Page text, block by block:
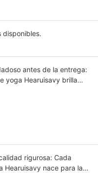
disponibles.
antes de la entrega:
yoga Hearuisavy brilla
rigurosa: Cada
Hearuisavy nace para la